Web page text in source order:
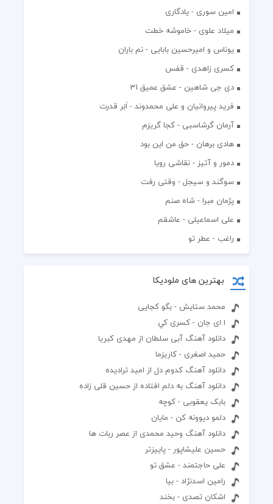
امین سوری - یادگاری
میلاد علوی - خاموشه خطت
یوناس و امیرحسین بابایی - نم باران
کسری زاهدی - قفس
دی جی شاهین - عشق عمیق 31
فرید پیروانیان و علی محمدوند - اَبَر قدرت
آرمان گرشاسبی - کجا گریزم
هادی برهان - حق من این بود
دمور و آتیز - نقاشی رویا
سوگند و سیجل - وقتی رفت
پژمان مبرا - شاه صنم
علی اسماعیلی - عاشقم
راغب - عطر تو
بهترین های ملودیکا
محمد ستایش - بگو کجایی
ا اى جان - كسرى كي
دانلود آهنگ آبی سلطان از مهدی کبریا
حمید اصغری - کاریزما
دانلود آهنگ کدوم دل از امید ترادیده
دانلود آهنگ به دلم افتاده از حسین قلی زاده
بابک یعقوبی - کوچه
دلمو دیوونه کن - مایان
دانلود آهنگ وحید محمدی از عصر ربات ها
حسین علیشاپور - پاییزتر
علی حاجتمند - عشق تو
رامین اسدنژاد - بیا
اشکان تصدی - بخند